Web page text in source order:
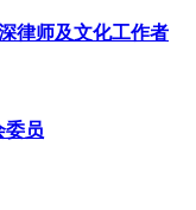
律师及文化工作者
委员